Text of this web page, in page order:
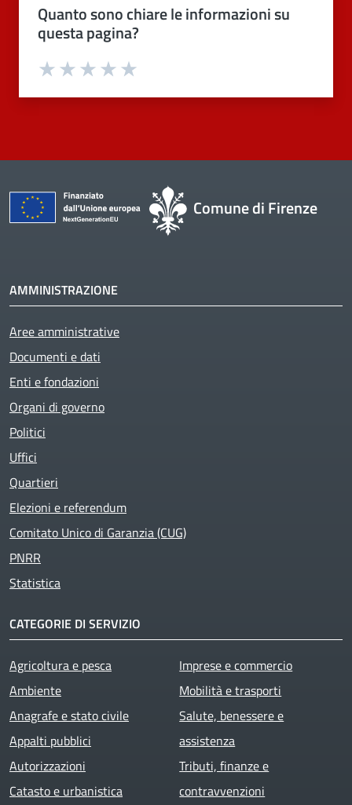
Quanto sono chiare le informazioni su
questa pagina?
Valuta 4 stelle su 5
Valuta 3 stelle su 5
Valuta 2 stelle su 5
Valuta 1 stelle su 5
Comune di Firenze
AMMINISTRAZIONE
Aree amministrative
Documenti e dati
Enti e fondazioni
Organi di governo
Politici
Uffici
Quartieri
Elezioni e referendum
Comitato Unico di Garanzia (CUG)
PNRR
Statistica
CATEGORIE DI SERVIZIO
Agricoltura e pesca
Ambiente
Anagrafe e stato civile
Appalti pubblici
Autorizzazioni
Catasto e urbanistica
Imprese e commercio
Mobilità e trasporti
Salute, benessere e
assistenza
Tributi, finanze e
contravvenzioni